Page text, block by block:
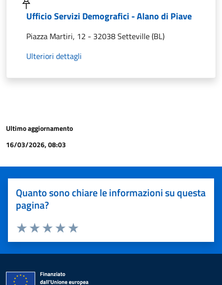
Ufficio Servizi Demografici - Alano di Piave
Piazza Martiri, 12 - 32038 Setteville (BL)
Ulteriori dettagli
Ultimo aggiornamento
16/03/2026, 08:03
Quanto sono chiare le informazioni su questa
pagina?
Valuta 5 stelle su 5
Valuta 4 stelle su 5
Valuta 3 stelle su 5
Valuta 2 stelle su 5
Valuta 1 stelle su 5